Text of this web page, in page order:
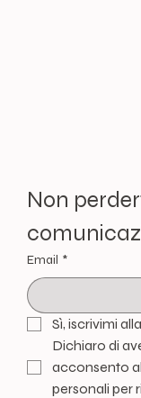
Non
Email *
Sì, iscrivimi
Dichiaro di
acconsento
personali per